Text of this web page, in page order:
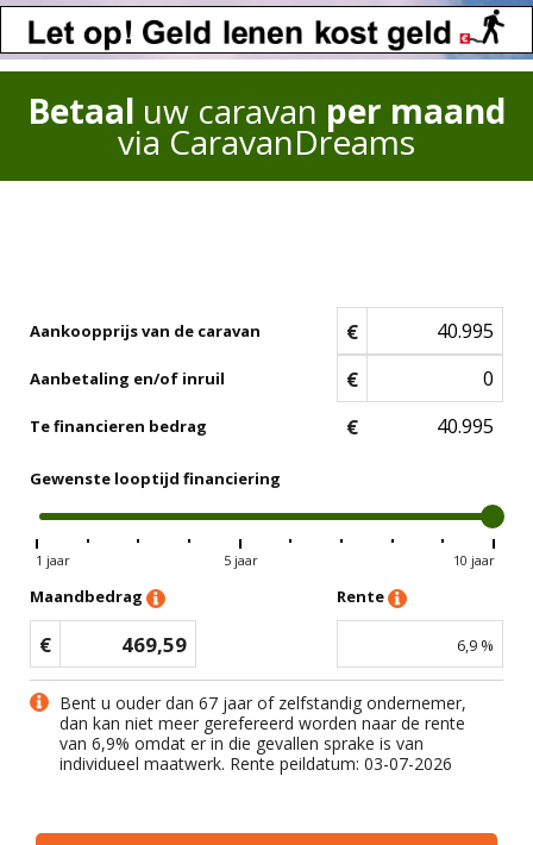
Betaal uw caravan per maand
via CaravanDreams
Aankoopprijs van de caravan €
Aanbetaling en/of inruil €
Te financieren bedrag €
Gewenste looptijd financiering
1 jaar 5 jaar 10 jaar
Maandbedrag
€ 469,59
Rente
6,9 %
Bent u ouder dan 67 jaar of zelfstandig ondernemer,
dan kan niet meer gerefereerd worden naar de rente
van 6,9% omdat er in die gevallen sprake is van
individueel maatwerk. Rente peildatum: 03-07-2026